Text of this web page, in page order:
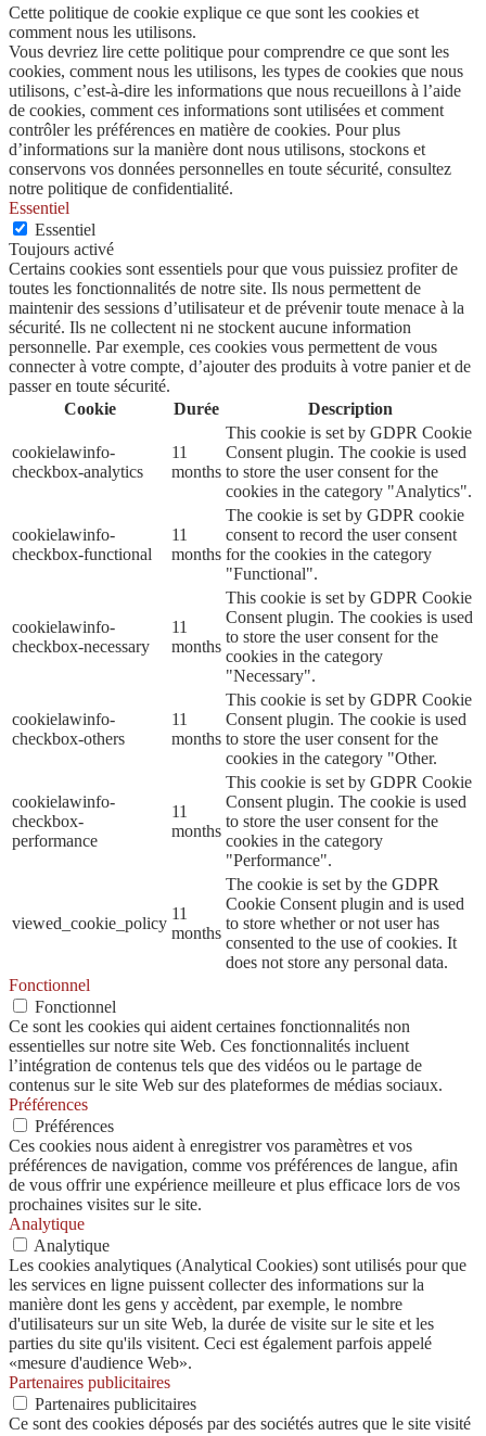
Cette politique de cookie explique ce que sont les cookies et
comment nous les utilisons.
Vous devriez lire cette politique pour comprendre ce que sont les
cookies, comment nous les utilisons, les types de cookies que nous
utilisons, c’est-à-dire les informations que nous recueillons à l’aide
de cookies, comment ces informations sont utilisées et comment
contrôler les préférences en matière de cookies. Pour plus
d’informations sur la manière dont nous utilisons, stockons et
conservons vos données personnelles en toute sécurité, consultez
notre politique de confidentialité.
Essentiel
Essentiel
Toujours activé
Certains cookies sont essentiels pour que vous puissiez profiter de
toutes les fonctionnalités de notre site. Ils nous permettent de
maintenir des sessions d’utilisateur et de prévenir toute menace à la
sécurité. Ils ne collectent ni ne stockent aucune information
personnelle. Par exemple, ces cookies vous permettent de vous
connecter à votre compte, d’ajouter des produits à votre panier et de
passer en toute sécurité.
Cookie
Durée Description
cookielawinfo-
checkbox-analytics
11
months
This cookie is set by GDPR Cookie
Consent plugin. The cookie is used
to store the user consent for the
cookies in the category "Analytics".
cookielawinfo-
checkbox-functional
11
months
The cookie is set by GDPR cookie
consent to record the user consent
for the cookies in the category
"Functional".
cookielawinfo-
checkbox-necessary
11
months
This cookie is set by GDPR Cookie
Consent plugin. The cookies is used
to store the user consent for the
cookies in the category
"Necessary".
cookielawinfo-
checkbox-others
11
months
This cookie is set by GDPR Cookie
Consent plugin. The cookie is used
to store the user consent for the
cookies in the category "Other.
cookielawinfo-
checkbox-
performance
11
months
This cookie is set by GDPR Cookie
Consent plugin. The cookie is used
to store the user consent for the
cookies in the category
"Performance".
viewed_cookie_policy
11
months
The cookie is set by the GDPR
Cookie Consent plugin and is used
to store whether or not user has
consented to the use of cookies. It
does not store any personal data.
Fonctionnel
Fonctionnel
Ce sont les cookies qui aident certaines fonctionnalités non
essentielles sur notre site Web. Ces fonctionnalités incluent
l’intégration de contenus tels que des vidéos ou le partage de
contenus sur le site Web sur des plateformes de médias sociaux.
Préférences
Préférences
Ces cookies nous aident à enregistrer vos paramètres et vos
préférences de navigation, comme vos préférences de langue, afin
de vous offrir une expérience meilleure et plus efficace lors de vos
prochaines visites sur le site.
Analytique
Analytique
Les cookies analytiques (Analytical Cookies) sont utilisés pour que
les services en ligne puissent collecter des informations sur la
manière dont les gens y accèdent, par exemple, le nombre
d'utilisateurs sur un site Web, la durée de visite sur le site et les
parties du site qu'ils visitent. Ceci est également parfois appelé
«mesure d'audience Web».
Partenaires publicitaires
Partenaires publicitaires
Ce sont des cookies déposés par des sociétés autres que le site visité